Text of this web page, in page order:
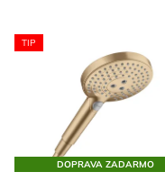
TIP
DOPRAVA ZADARMO